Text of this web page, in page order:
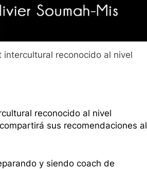
reconocido al nivel
reconocido al nivel
sus recomendaciones al
y siendo coach de